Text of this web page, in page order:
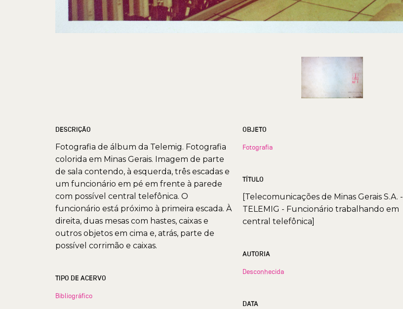
DESCRIÇÃO
Fotografia de álbum da Telemig. Fotografia
colorida em Minas Gerais. Imagem de parte
de sala contendo, à esquerda, três escadas e
um funcionário em pé em frente à parede
com possível central telefônica. O
funcionário está próximo à primeira escada. À
direita, duas mesas com hastes, caixas e
outros objetos em cima e, atrás, parte de
possível corrimão e caixas.
TIPO DE ACERVO
Bibliográfico
OBJETO
Fotografia
TÍTULO
[Telecomunicações de Minas Gerais S.A. -
TELEMIG - Funcionário trabalhando em
central telefônica]
AUTORIA
Desconhecida
DATA